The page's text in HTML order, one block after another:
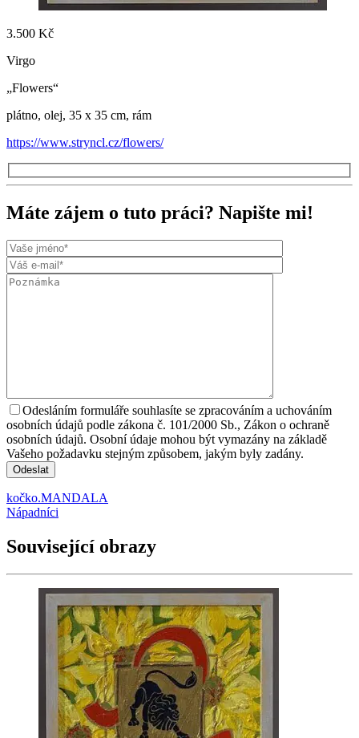
3.500 Kč
Virgo
„Flowers“
plátno, olej, 35 x 35 cm, rám
https://www.stryncl.cz/flowers/
Máte zájem o tuto práci? Napište mi!
Odesláním formuláře souhlasíte se zpracováním a uchováním
osobních údajů podle zákona č. 101/2000 Sb., Zákon o ochraně
osobních údajů. Osobní údaje mohou být vymazány na základě
Vašeho požadavku stejným způsobem, jakým byly zadány.
kočko.MANDALA
Nápadníci
Související obrazy